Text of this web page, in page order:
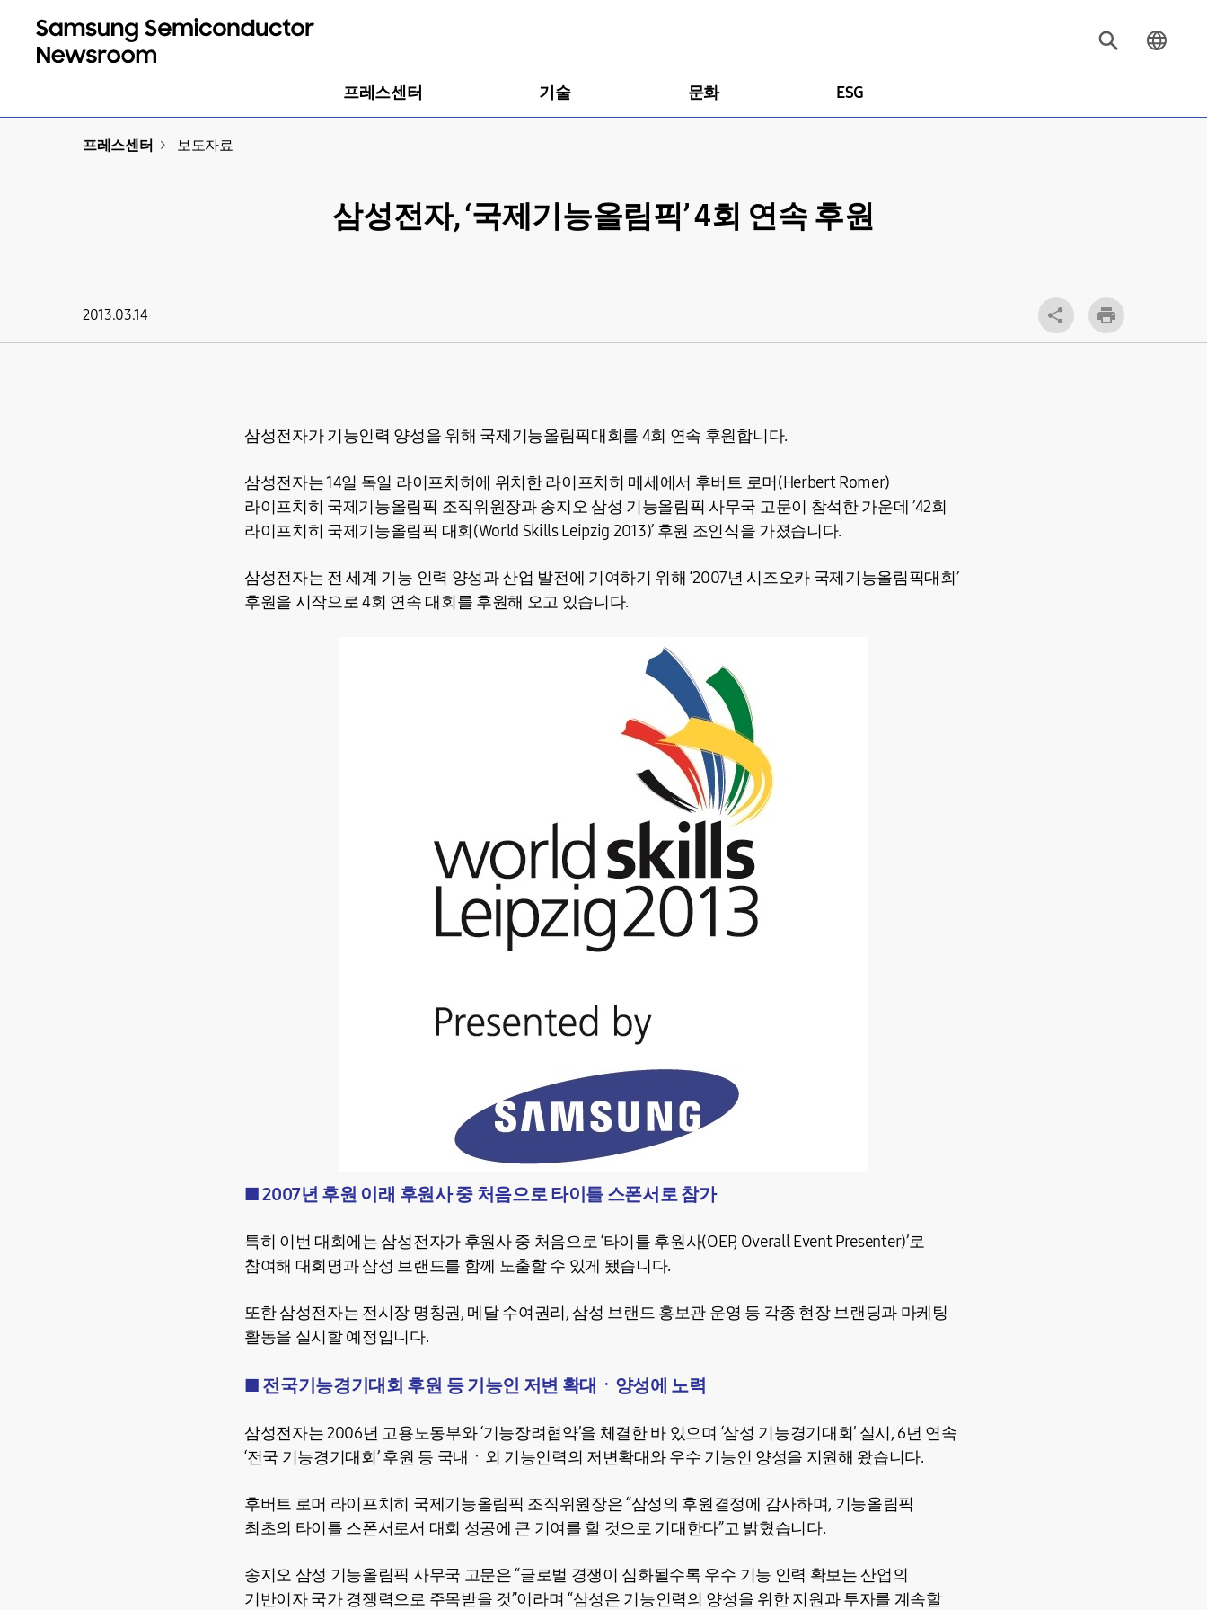
프레스센터 기술 문화 ESG
프레스센터 > 보도자료
삼성전자, ‘국제기능올림픽’ 4회 연속 후원
2013.03.14
삼성전자가 기능인력 양성을 위해 국제기능올림픽대회를 4회 연속 후원합니다.
삼성전자는 14일 독일 라이프치히에 위치한 라이프치히 메세에서 후버트 로머(Herbert Romer)
라이프치히 국제기능올림픽 조직위원장과 송지오 삼성 기능올림픽 사무국 고문이 참석한 가운데 ’42회
라이프치히 국제기능올림픽 대회(World Skills Leipzig 2013)’ 후원 조인식을 가졌습니다.
삼성전자는 전 세계 기능 인력 양성과 산업 발전에 기여하기 위해 ‘2007년 시즈오카 국제기능올림픽대회’
후원을 시작으로 4회 연속 대회를 후원해 오고 있습니다.
■ 2007년 후원 이래 후원사 중 처음으로 타이틀 스폰서로 참가
특히 이번 대회에는 삼성전자가 후원사 중 처음으로 ‘타이틀 후원사(OEP, Overall Event Presenter)’로
참여해 대회명과 삼성 브랜드를 함께 노출할 수 있게 됐습니다.
또한 삼성전자는 전시장 명칭권, 메달 수여권리, 삼성 브랜드 홍보관 운영 등 각종 현장 브랜딩과 마케팅
활동을 실시할 예정입니다.
■ 전국기능경기대회 후원 등 기능인 저변 확대ㆍ양성에 노력
삼성전자는 2006년 고용노동부와 ‘기능장려협약’을 체결한 바 있으며 ‘삼성 기능경기대회’ 실시, 6년 연속
‘전국 기능경기대회’ 후원 등 국내ㆍ외 기능인력의 저변확대와 우수 기능인 양성을 지원해 왔습니다.
후버트 로머 라이프치히 국제기능올림픽 조직위원장은 “삼성의 후원결정에 감사하며, 기능올림픽
최초의 타이틀 스폰서로서 대회 성공에 큰 기여를 할 것으로 기대한다”고 밝혔습니다.
송지오 삼성 기능올림픽 사무국 고문은 “글로벌 경쟁이 심화될수록 우수 기능 인력 확보는 산업의
기반이자 국가 경쟁력으로 주목받을 것”이라며 “삼성은 기능인력의 양성을 위한 지원과 투자를 계속할